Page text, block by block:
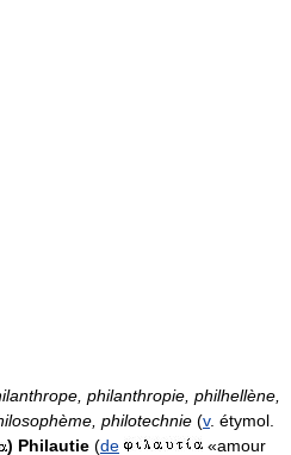
philanthropie, philhellène,
philotechnie (v. étymol.
) Philautie (de
«amour